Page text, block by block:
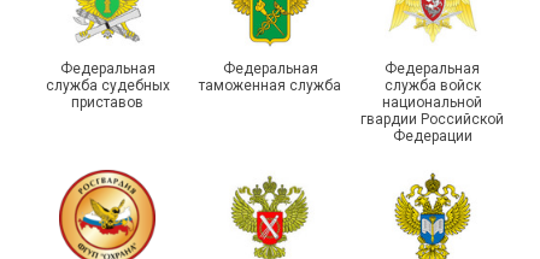
Единство традиций и сила
краю приняли участие в
туристическом слете
Федеральная
служба судебных
приставов
Федеральная
таможенная служба
Федеральная
служба войск
национальной
гвардии Российской
Федерации